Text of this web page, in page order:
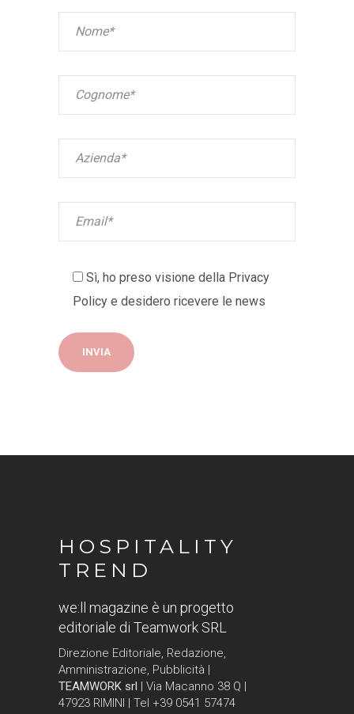
Sì, ho preso visione della Privacy
Policy e desidero ricevere le news
HOSPITALITY
TREND
we:ll magazine è un progetto
editoriale di Teamwork SRL
Direzione Editoriale, Redazione,
Amministrazione, Pubblicità |
TEAMWORK srl | Via Macanno 38 Q |
47923 RIMINI | Tel +39 0541 57474